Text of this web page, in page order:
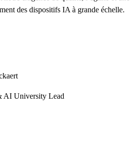
des dispositifs IA à grande échelle.
AI University Lead